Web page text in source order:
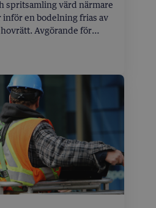
spritsamling värd närmare
en bodelning frias av
Avgörande för